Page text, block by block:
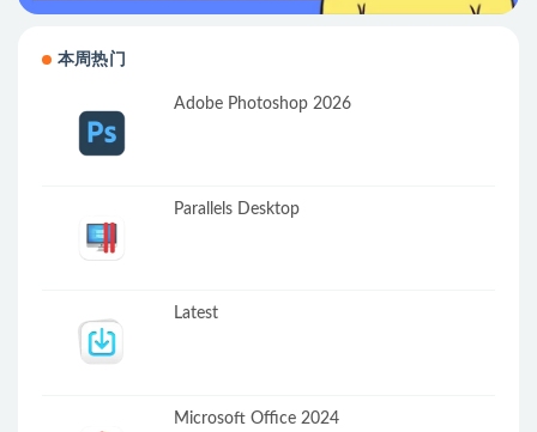
本周热门
Adobe Photoshop 2026
Parallels Desktop
Latest
Microsoft Office 2024